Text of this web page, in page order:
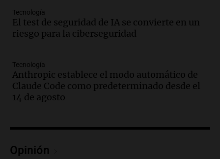
Panorama Federal
Episodios
Audio.La UNT evalúa apelación ante la
Pagani como rector
Panorama Federal
Episodios
Audio.El cardenal Ángel Rossi advirtió
Santa Misa
Audio.
Tecnología
El test de seguridad de IA se convierte en un
riesgo para la ciberseguridad
Tecnología
Anthropic establece el modo automático de
Claude Code como predeterminado desde el
14 de agosto
Opinión